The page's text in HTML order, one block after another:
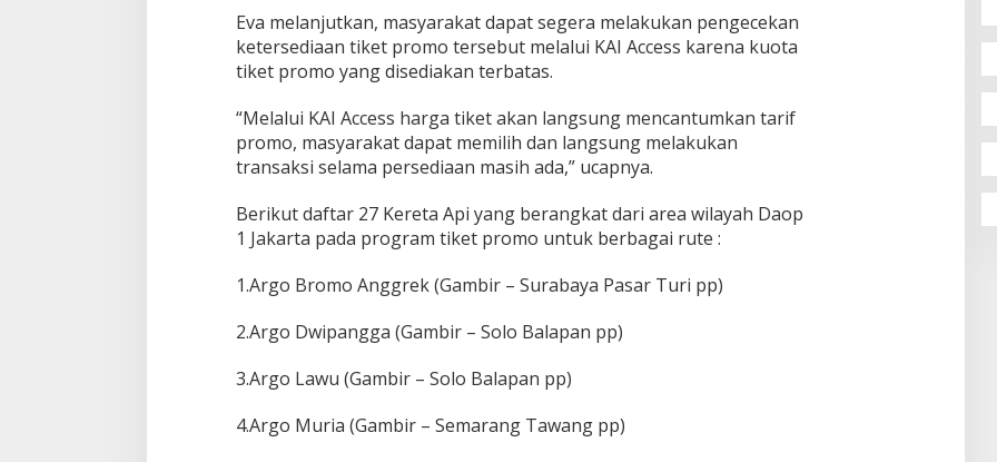
g
D
a
p
t
D
i
e
a
Eva melanjutkan, masyarakat dapat segera melakukan pengecekan
ketersediaan tiket promo tersebut melalui KAI Access karena kuota
tiket promo yang disediakan terbatas.
“Melalui KAI Access harga tiket akan langsung mencantumkan tarif
promo, masyarakat dapat memilih dan langsung melakukan
transaksi selama persediaan masih ada,” ucapnya.
Berikut daftar 27 Kereta Api yang berangkat dari area wilayah Daop
1 Jakarta pada program tiket promo untuk berbagai rute :
1.Argo Bromo Anggrek (Gambir – Surabaya Pasar Turi pp)
2.Argo Dwipangga (Gambir – Solo Balapan pp)
3.Argo Lawu (Gambir – Solo Balapan pp)
4.Argo Muria (Gambir – Semarang Tawang pp)